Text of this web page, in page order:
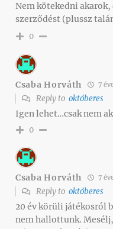
Nem kötekedni
szerződést (plussz
0
Csaba Horváth 7
Reply to októberes
Igen lehet…csak nem
0
Csaba Horváth 7
Reply to októberes
20 év körüli játékosról
nem hallottunk.